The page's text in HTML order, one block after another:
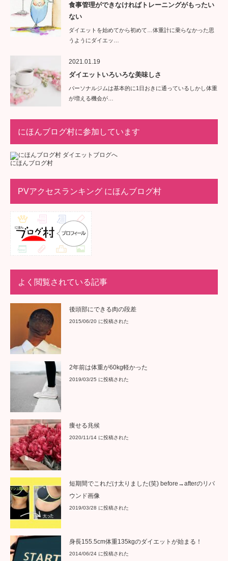
食事管理ができなければトレーニングがもったい
ない
ダイエットを始めてから初めて…体重計に乗らなかった思
うようにダイエッ…
2021.01.19
ダイエットいろいろな美味しさ
パーソナルジムは基本的に1日おきに通っているしかし体重
が増える機会が…
にほんブログ村に参加しています
にほんブログ村
PVアクセスランキング にほんブログ村
よく閲覧されている記事
後頭部にできる肉の段差
2015/06/20 に投稿された
2年前は体重が60kg軽かった
2019/03/25 に投稿された
痩せる兆候
2020/11/14 に投稿された
短期間でこれだけ太りました(笑) before→afterのリバ
ウンド画像
2019/03/28 に投稿された
身長155.5cm体重135kgのダイエットが始まる！
2014/06/24 に投稿された